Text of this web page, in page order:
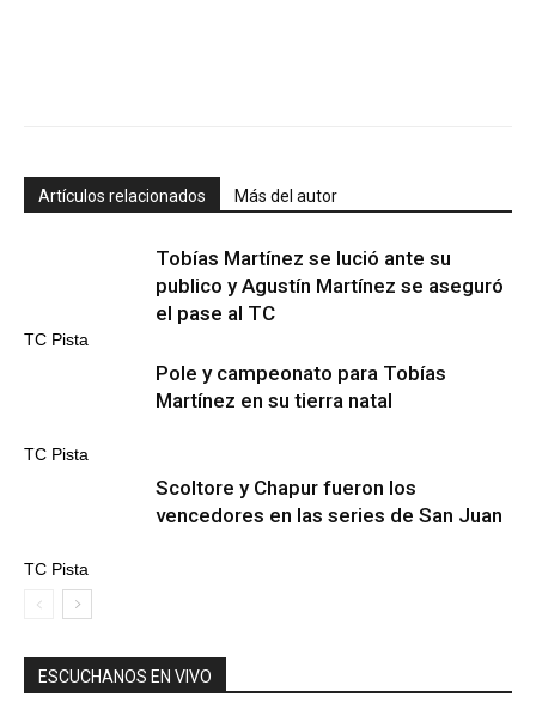
Artículos relacionados Más del autor
TC Pista
Tobías Martínez se lució ante su
publico y Agustín Martínez se aseguró
el pase al TC
TC Pista
Pole y campeonato para Tobías
Martínez en su tierra natal
TC Pista
Scoltore y Chapur fueron los
vencedores en las series de San Juan
ESCUCHANOS EN VIVO